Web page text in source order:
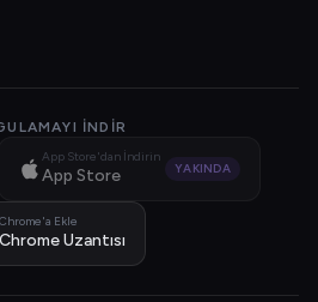
İNDIR
App Store'dan İndirin
App Store YAKINDA
Chrome'a Ekle
Chrome Uzantısı